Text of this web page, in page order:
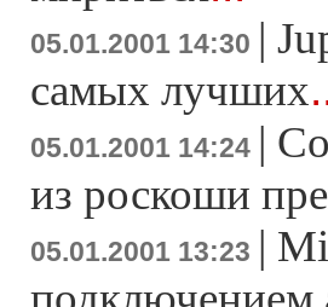
05.01.2001 14:30 |
самых лучших
05.01.2001 14:24 |
из роскоши
05.01.2001 13:23 |